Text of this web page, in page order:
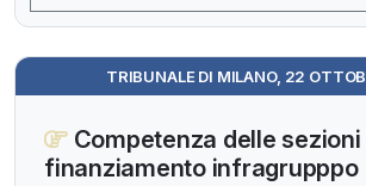
TRIBUNALE DI MILANO, 22
Competenza delle sezioni
finanziamento infragrupppo